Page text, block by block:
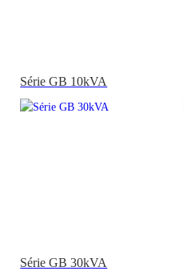
Série GB 10kVA
Série GB 30kVA